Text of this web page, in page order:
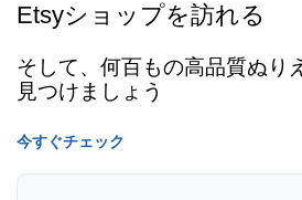
Etsyショップを訪れる
そして、何百もの高品質ぬり
見つけましょう
今すぐチェック